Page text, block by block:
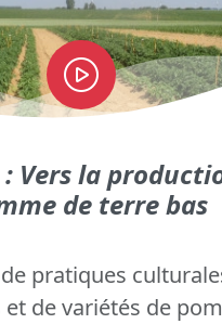
Vers la
de terre bas
pratiques
de variétés de